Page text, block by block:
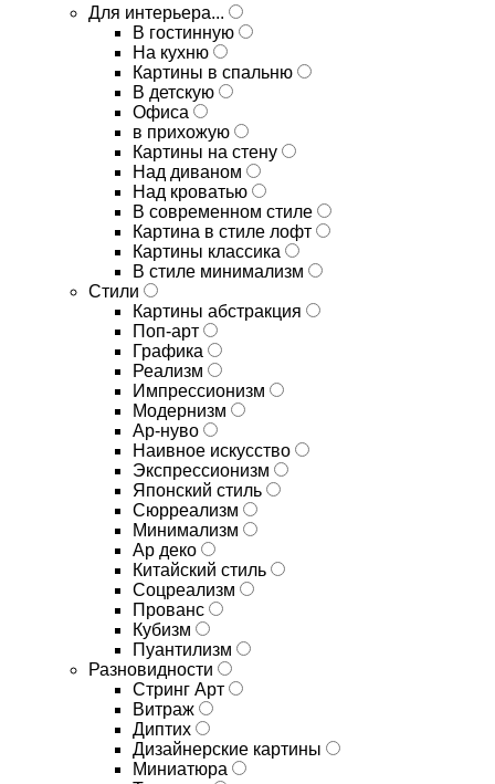
Для интерьера...
В гостинную
На кухню
Картины в спальню
В детскую
Офиса
в прихожую
Картины на стену
Над диваном
Над кроватью
В современном стиле
Картина в стиле лофт
Картины классика
В стиле минимализм
Стили
Картины абстракция
Поп-арт
Графика
Реализм
Импрессионизм
Модернизм
Ар-нуво
Наивное искусство
Экспрессионизм
Японский стиль
Сюрреализм
Минимализм
Ар деко
Китайский стиль
Соцреализм
Прованс
Кубизм
Пуантилизм
Разновидности
Стринг Арт
Витраж
Диптих
Дизайнерские картины
Миниатюра